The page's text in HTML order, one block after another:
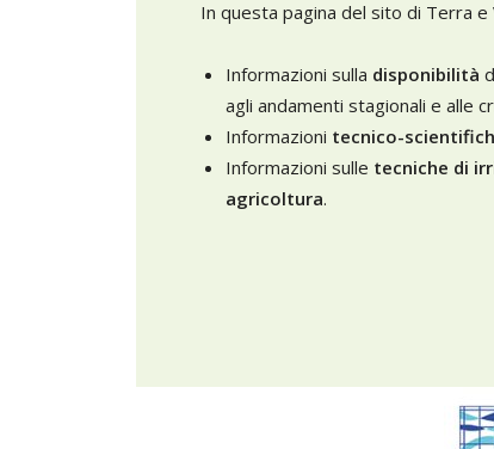
In questa pagina del sito di Terra
Informazioni sulla disponibilità
agli andamenti stagionali e alle
Informazioni tecnico-
Informazioni sulle tecniche di
agricoltura.